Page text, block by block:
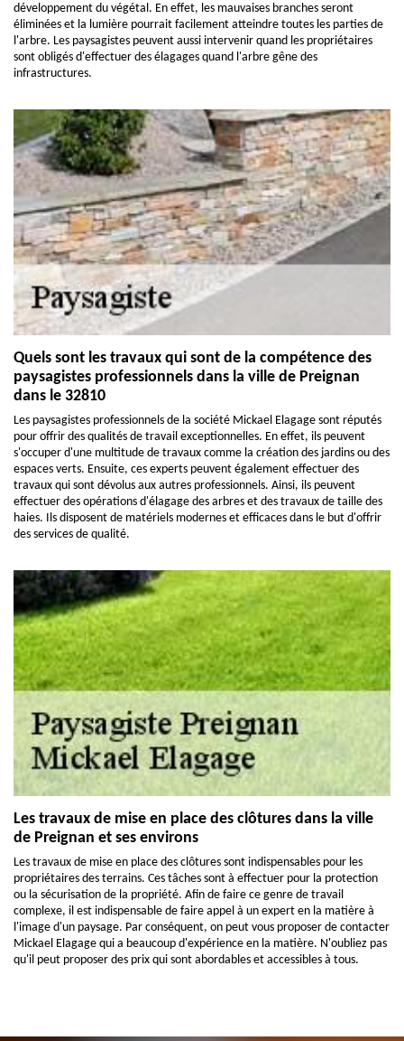
développement du végétal. En effet, les mauvaises branches seront
éliminées et la lumière pourrait facilement atteindre toutes les parties de
l'arbre. Les paysagistes peuvent aussi intervenir quand les propriétaires
sont obligés d'effectuer des élagages quand l'arbre gêne des
infrastructures.
Quels sont les travaux qui sont de la compétence des
paysagistes professionnels dans la ville de Preignan
dans le 32810
Les paysagistes professionnels de la société Mickael Elagage sont réputés
pour offrir des qualités de travail exceptionnelles. En effet, ils peuvent
s'occuper d'une multitude de travaux comme la création des jardins ou des
espaces verts. Ensuite, ces experts peuvent également effectuer des
travaux qui sont dévolus aux autres professionnels. Ainsi, ils peuvent
effectuer des opérations d'élagage des arbres et des travaux de taille des
haies. Ils disposent de matériels modernes et efficaces dans le but d'offrir
des services de qualité.
Les travaux de mise en place des clôtures dans la ville
de Preignan et ses environs
Les travaux de mise en place des clôtures sont indispensables pour les
propriétaires des terrains. Ces tâches sont à effectuer pour la protection
ou la sécurisation de la propriété. Afin de faire ce genre de travail
complexe, il est indispensable de faire appel à un expert en la matière à
l'image d'un paysage. Par conséquent, on peut vous proposer de contacter
Mickael Elagage qui a beaucoup d'expérience en la matière. N'oubliez pas
qu'il peut proposer des prix qui sont abordables et accessibles à tous.